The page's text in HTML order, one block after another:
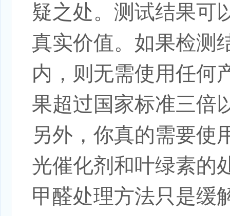
疑之处。测试结果可
真实价值。如果检测
内，则无需使用任何
果超过国家标准三倍
另外，你真的需要使
光催化剂和叶绿素的
甲醛处理方法只是缓